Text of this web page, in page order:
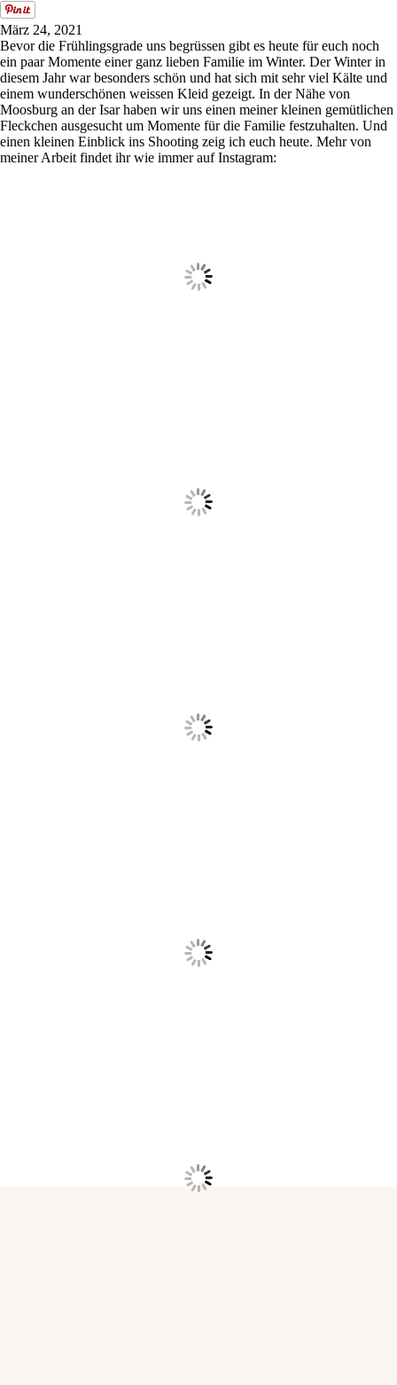
ME
NU
März 24, 2021
Bevor die Frühlingsgrade uns begrüssen gibt es heute für euch noch
ein paar Momente einer ganz lieben Familie im Winter. Der Winter in
diesem Jahr war besonders schön und hat sich mit sehr viel Kälte und
einem wunderschönen weissen Kleid gezeigt. In der Nähe von
Moosburg an der Isar haben wir uns einen meiner kleinen gemütlichen
Fleckchen ausgesucht um Momente für die Familie festzuhalten. Und
einen kleinen Einblick ins Shooting zeig ich euch heute. Mehr von
meiner Arbeit findet ihr wie immer auf Instagram: